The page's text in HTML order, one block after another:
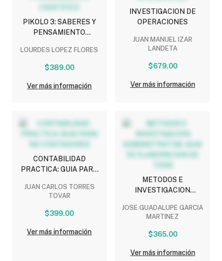
PIKOLO 3: SABERES Y
PENSAMIENTO
LOURDES LOPEZ FLORES
$389.00
Ver más información
INVESTIGACION DE
OPERACIONES
JUAN MANUEL IZAR
LANDETA
$679.00
Ver más información
CONTABILIDAD
PRACTICA: GUIA PARA
JUAN CARLOS TORRES
TOVAR
$399.00
Ver más información
METODOS E
INVESTIGACION
DE ELABORACION DE
TESIS
JOSE GUADALUPE GARCIA
MARTINEZ
$365.00
Ver más información